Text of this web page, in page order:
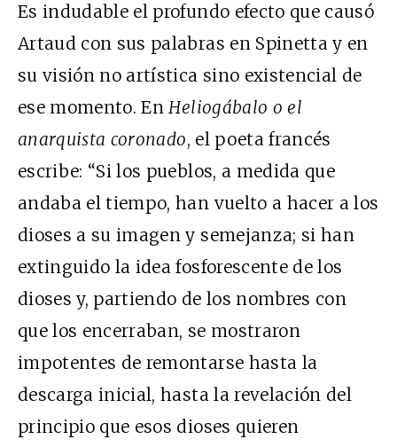
Es indudable el profundo efecto que causó
Artaud con sus palabras en Spinetta y en
su visión no artística sino existencial de
ese momento. EnHeliogábalo o el
anarquista coronado, el poeta francés
escribe: “Si los pueblos, a medida que
andaba el tiempo, han vuelto a hacer a los
dioses a su imagen y semejanza; si han
extinguido la idea fosforescente de los
dioses y, partiendo de los nombres con
que los encerraban, se mostraron
impotentes de remontarse hasta la
descarga inicial, hasta la revelación del
principio que esos dioses quieren